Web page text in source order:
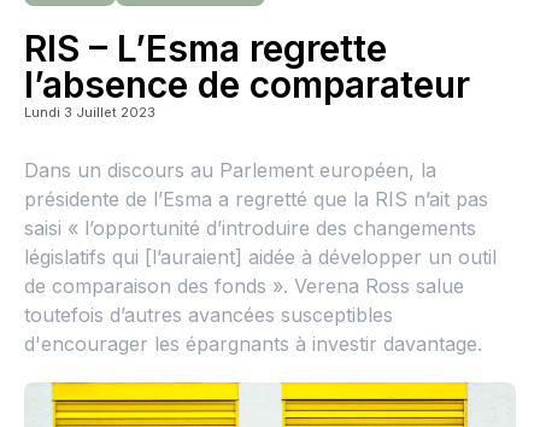
RIS – L’Esma regrette
l’absence de comparateur
Lundi 3 Juillet 2023
Dans un discours au Parlement européen, la
présidente de l’Esma a regretté que la RIS n’ait pas
saisi « l’opportunité d’introduire des changements
législatifs qui [l’auraient] aidée à développer un outil
de comparaison des fonds ». Verena Ross salue
toutefois d’autres avancées susceptibles
d'encourager les épargnants à investir davantage.